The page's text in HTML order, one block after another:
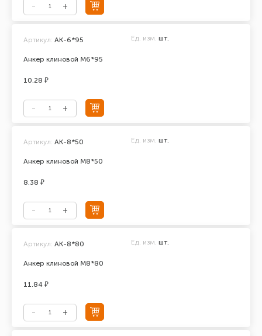
Анкер клиновой М6*95
Артикул: АК-6*95 Ед. изм. шт.
10.28 ₽
Анкер клиновой М8*50
Артикул: АК-8*50 Ед. изм. шт.
8.38 ₽
Анкер клиновой М8*80
Артикул: АК-8*80 Ед. изм. шт.
11.84 ₽